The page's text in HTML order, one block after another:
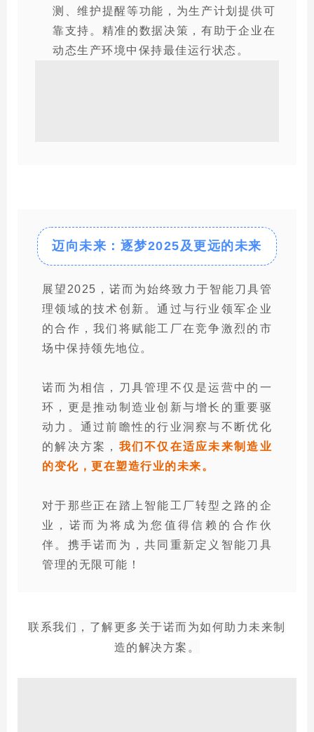
测、维护提醒等功能，为生产计划提供可
靠支持。精准的数据决策，有助于企业在
动态生产环境中保持最佳运行状态。
迈向未来： 逐梦2025及更远的未来
展望2025，诺而为始终致力于智能刀具管
理领域的技术创新。通过与行业领军企业
的合作，我们将赋能工厂在竞争激烈的市
场中保持领先地位。
诺而为相信，刀具管理不仅是运营中的一
环，更是推动制造业创新与增长的重要驱
动力。通过前瞻性的行业洞察与不断优化
的解决方案， 我们不仅在适应未来制造业
的变化，更在塑造行业的未来。
对于那些正在踏上智能工厂转型之路的企
业，诺而为将成为您值得信赖的合作伙
伴。携手诺而为，共同重新定义智能刀具
管理的无限可能！
联系我们，了解更多关于诺而为如何助力未来制
造的解决方案。